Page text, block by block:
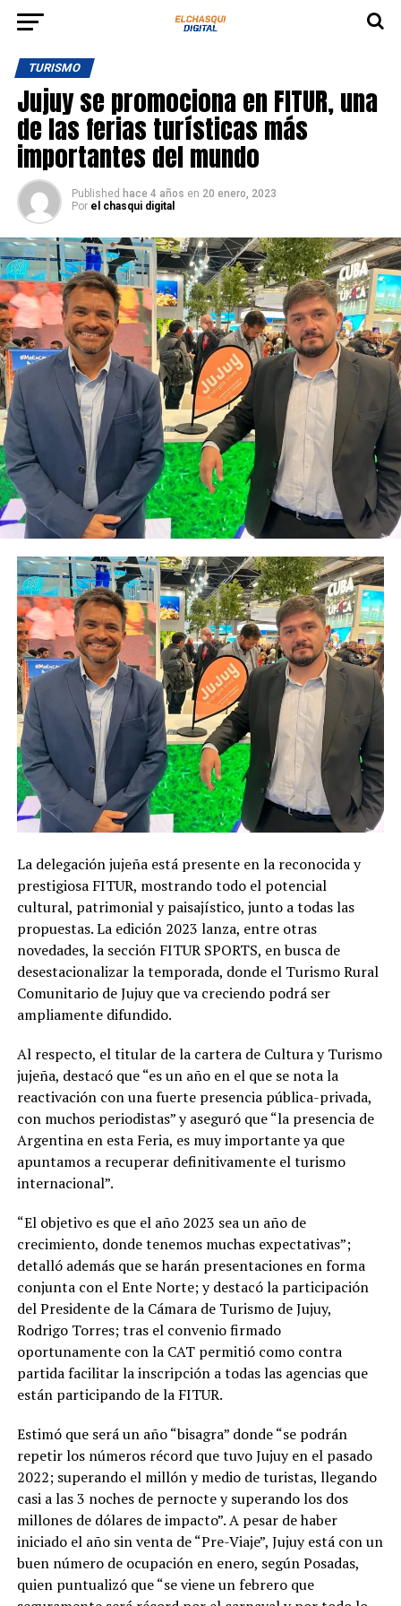
TURISMO
Jujuy se promociona en FITUR, una
de las ferias turísticas más
importantes del mundo
Published hace 4 años en 20 enero, 2023
Por el chasqui digital
La delegación jujeña está presente en la reconocida y
prestigiosa FITUR, mostrando todo el potencial
cultural, patrimonial y paisajístico, junto a todas las
propuestas. La edición 2023 lanza, entre otras
novedades, la sección FITUR SPORTS, en busca de
desestacionalizar la temporada, donde el Turismo Rural
Comunitario de Jujuy que va creciendo podrá ser
ampliamente difundido.
Al respecto, el titular de la cartera de Cultura y Turismo
jujeña, destacó que “es un año en el que se nota la
reactivación con una fuerte presencia pública-privada,
con muchos periodistas” y aseguró que “la presencia de
Argentina en esta Feria, es muy importante ya que
apuntamos a recuperar definitivamente el turismo
internacional”.
“El objetivo es que el año 2023 sea un año de
crecimiento, donde tenemos muchas expectativas”;
detalló además que se harán presentaciones en forma
conjunta con el Ente Norte; y destacó la participación
del Presidente de la Cámara de Turismo de Jujuy,
Rodrigo Torres; tras el convenio firmado
oportunamente con la CAT permitió como contra
partida facilitar la inscripción a todas las agencias que
están participando de la FITUR.
Estimó que será un año “bisagra” donde “se podrán
repetir los números récord que tuvo Jujuy en el pasado
2022; superando el millón y medio de turistas, llegando
casi a las 3 noches de pernocte y superando los dos
millones de dólares de impacto”. A pesar de haber
iniciado el año sin venta de “Pre-Viaje”, Jujuy está con un
buen número de ocupación en enero, según Posadas,
quien puntualizó que “se viene un febrero que